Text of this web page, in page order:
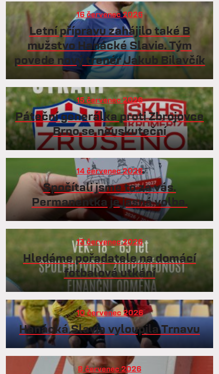
16 červenec 2026
Letní přípravu zahájilo také B
mužstvo Hanácké Slavie. Tým
povede nový trenér Jakub Bilavčík
15 červenec 2026
Páteční generálka proti Zbrojovce
Brno se neuskuteční
14 červenec 2026
Spočítali jsme to za vás.
Permanentka je jasná volba.
13 červenec 2026
Hledáme pořadatele na domácí
fotbalová utkání
10 červenec 2026
Hanácká Slavia vyloupila Trnavu
8 červenec 2026